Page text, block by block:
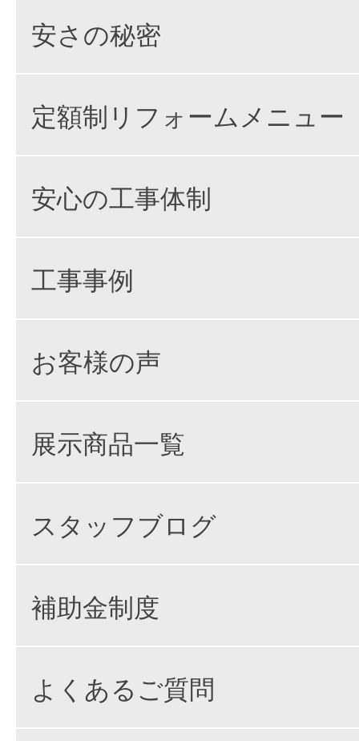
安さの秘密
定額制リフォームメニュー
安心の工事体制
工事事例
お客様の声
展示商品一覧
スタッフブログ
補助金制度
よくあるご質問